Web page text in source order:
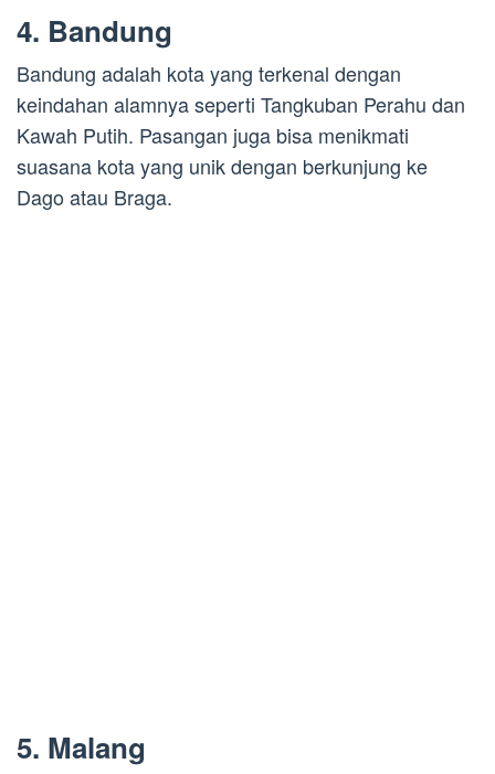
4. Bandung
Bandung adalah kota yang terkenal dengan
keindahan alamnya seperti Tangkuban Perahu dan
Kawah Putih. Pasangan juga bisa menikmati
suasana kota yang unik dengan berkunjung ke
Dago atau Braga.
5. Malang